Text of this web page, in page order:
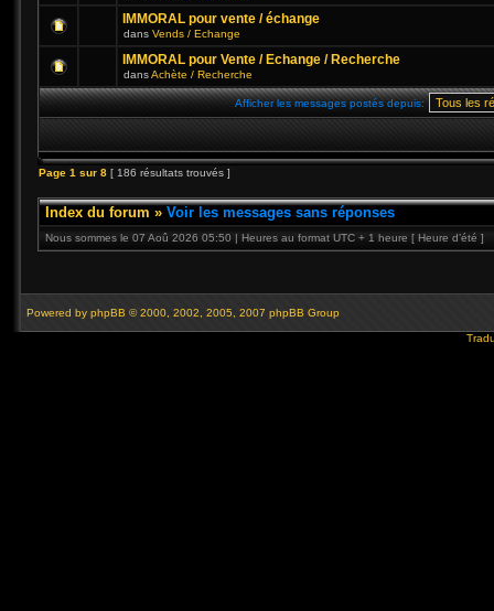
IMMORAL pour vente / échange
dans Vends / Echange
IMMORAL pour Vente / Echange / Recherche
dansAchète / Recherche
Afficher les messages postés depuis:
Page 1 sur 8 [ 186 résultats trouvés ]
Index du forum » Voir les messages sans réponses
Nous sommes le 07 Aoû 2026 05:50 | Heures au format UTC + 1 heure [ Heure d’été ]
Powered by phpBB © 2000, 2002, 2005, 2007 phpBB Group